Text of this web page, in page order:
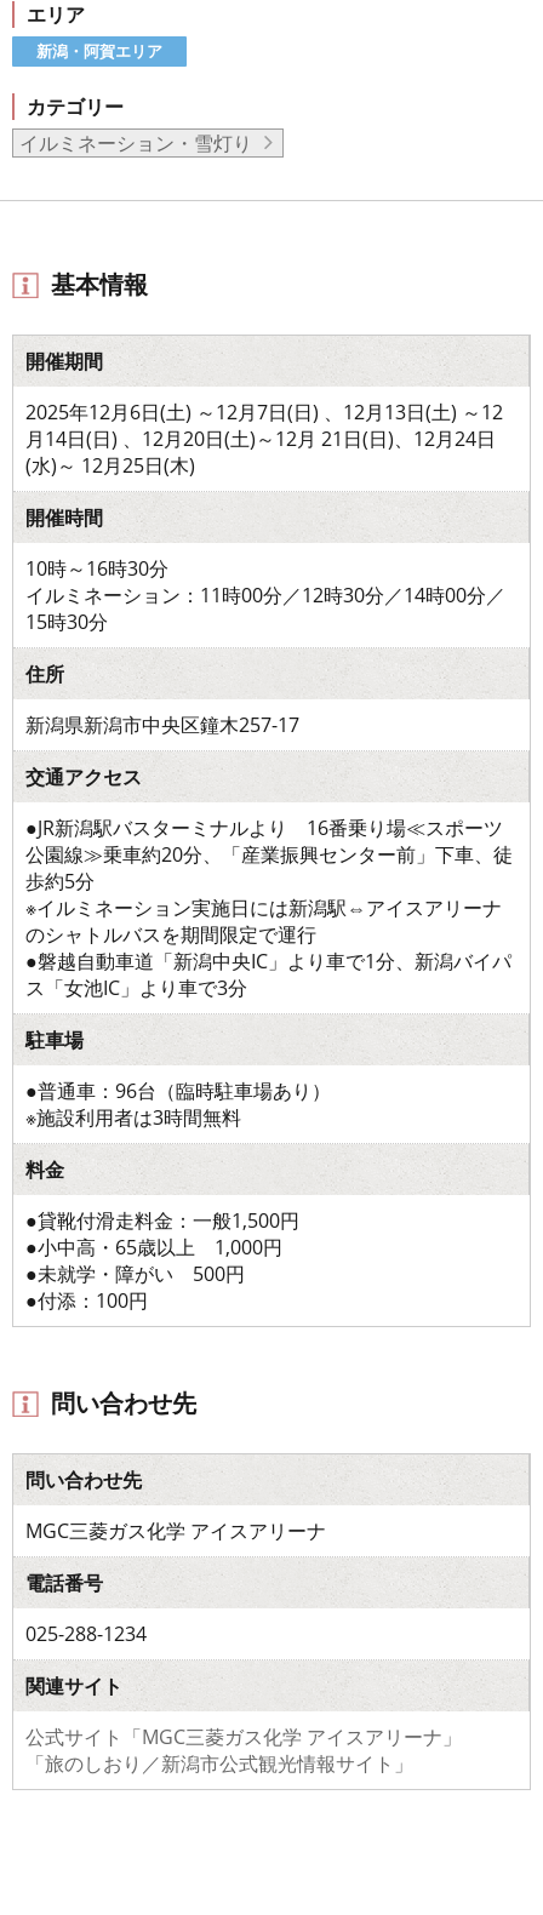
エリア
新潟・阿賀エリア
カテゴリー
イルミネーション・雪灯り
基本情報
開催期間
2025年12月6日(土) ～12月7日(日) 、12月13日(土) ～12
月14日(日) 、12月20日(土)～12月 21日(日)、12月24日
(水)～ 12月25日(木)
開催時間
10時～16時30分
イルミネーション：11時00分／12時30分／14時00分／
15時30分
住所
新潟県新潟市中央区鐘木257-17
交通アクセス
●JR新潟駅バスターミナルより 16番乗り場≪スポーツ
公園線≫乗車約20分、「産業振興センター前」下車、徒
歩約5分
※イルミネーション実施日には新潟駅⇔アイスアリーナ
のシャトルバスを期間限定で運行
●磐越自動車道「新潟中央IC」より車で1分、新潟バイパ
ス「女池IC」より車で3分
駐車場
●普通車：96台（臨時駐車場あり）
※施設利用者は3時間無料
料金
●貸靴付滑走料金：一般1,500円
●小中高・65歳以上 1,000円
●未就学・障がい 500円
●付添：100円
問い合わせ先
問い合わせ先
MGC三菱ガス化学 アイスアリーナ
電話番号
025-288-1234
関連サイト
公式サイト「MGC三菱ガス化学 アイスアリーナ」
「旅のしおり／新潟市公式観光情報サイト」